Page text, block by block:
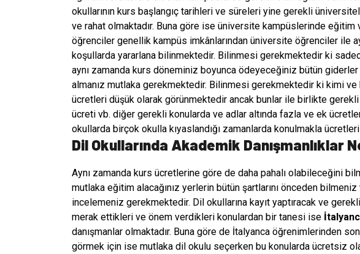
okullarının kurs başlangıç tarihleri ve süreleri yine gerekli
ve rahat olmaktadır. Buna göre ise üniversite kampüslerinde eğitim
öğrenciler genellik kampüs imkânlarından üniversite öğrenciler ile
koşullarda yararlana bilinmektedir. Bilinmesi gerekmektedir ki
aynı zamanda kurs döneminiz boyunca ödeyeceğiniz bütün
almanız mutlaka gerekmektedir. Bilinmesi gerekmektedir ki kimi ve
ücretleri düşük olarak görünmektedir ancak bunlar ile birlikte
ücreti vb. diğer gerekli konularda ve adlar altında fazla ve ek
okullarda birçok okulla kıyaslandığı zamanlarda konulmakla ücretleri
Dil Okullarında Akademik Danışmanlıklar
Aynı zamanda kurs ücretlerine göre de daha pahalı olabileceğini
mutlaka eğitim alacağınız yerlerin bütün şartlarını önceden bilmeniz
incelemeniz gerekmektedir. Dil okullarına kayıt yaptıracak ve
merak ettikleri ve önem verdikleri konulardan bir tanesi ise
danışmanlar olmaktadır. Buna göre de İtalyanca öğrenimlerinden
görmek için ise mutlaka dil okulu seçerken bu konularda ücretsiz